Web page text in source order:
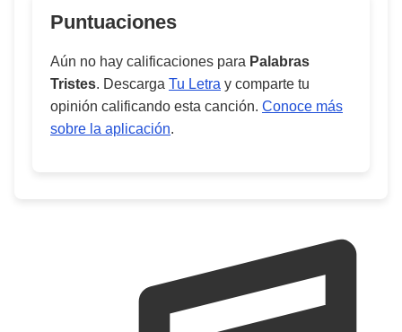
Puntuaciones
Aún no hay calificaciones para Palabras
Tristes. Descarga Tu Letra y comparte tu
opinión calificando esta canción. Conoce más
sobre la aplicación.